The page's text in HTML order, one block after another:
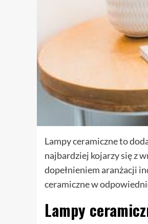
Lampy ceramiczne to
najbardziej kojarzy się z
dopełnieniem aranżacji
ceramiczne w
Lampy